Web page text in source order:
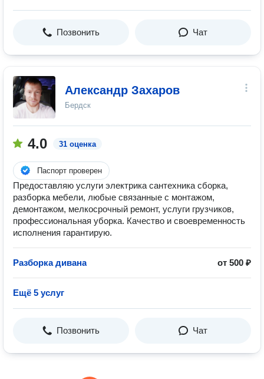
Позвонить Чат
Александр Захаров
Бердск
4.0 31 оценка
Паспорт проверен
Предоставляю услуги электрика сантехника сборка,
разборка мебели, любые связанные с монтажом,
демонтажом, мелкосрочный ремонт, услуги грузчиков,
профессиональная уборка. Качество и своевременность
исполнения гарантирую.
Разборка дивана от 500 ₽
Ещё 5 услуг
Позвонить Чат